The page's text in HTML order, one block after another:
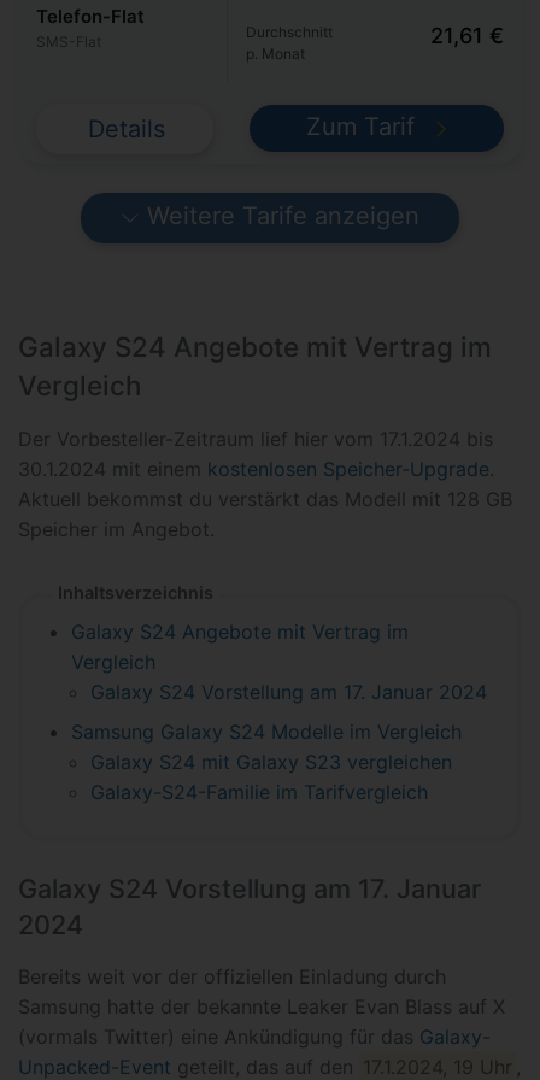
Telefon-Flat
SMS-Flat
Durchschnitt
p. Monat
21,61 €
Details Zum Tarif
Weitere Tarife anzeigen
Galaxy S24 Angebote mit Vertrag im
Vergleich
Der Vorbesteller-Zeitraum lief hier vom 17.1.2024 bis
30.1.2024 mit einem kostenlosen Speicher-Upgrade
Aktuell bekommst du verstärkt das Modell mit 128 GB
Speicher im Angebot.
Inhaltsverzeichnis
Galaxy S24 Angebote mit Vertrag im
Vergleich
Galaxy S24 Vorstellung am 17. Januar 2024
Samsung Galaxy S24 Modelle im Vergleich
Galaxy S24 mit Galaxy S23 vergleichen
Galaxy-S24-Familie im Tarifvergleich
Galaxy S24 Vorstellung am 17. Januar
2024
Bereits weit vor der offiziellen Einladung durch
Samsung hatte der bekannte Leaker Evan Blass auf X
(vormals Twitter) eine Ankündigung für das Galaxy-
Unpacked-Event geteilt, das auf den 17.1.2024, 19 Uhr